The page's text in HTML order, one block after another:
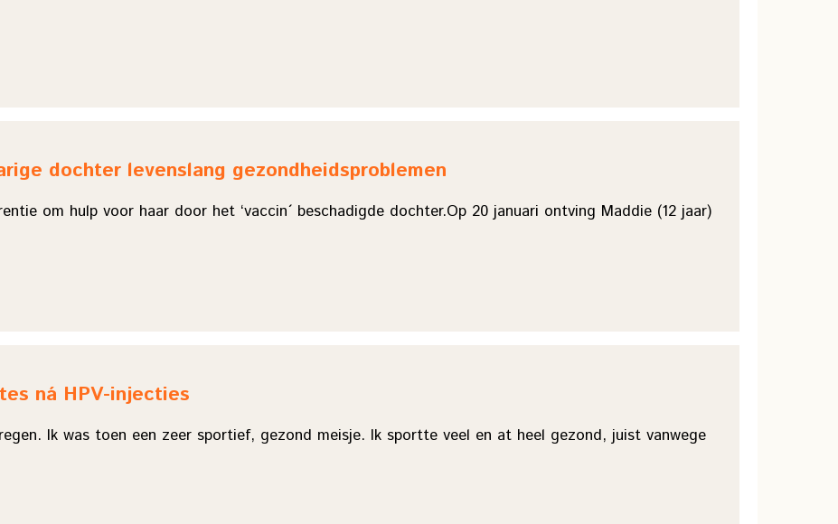
dochter levenslang gezondheidsproblemen
om hulp voor haar door het ‘vaccin´ beschadigde dochter.Op 20 januari ontving Maddie (12 jaar)
ná HPV-injecties
Ik was toen een zeer sportief, gezond meisje. Ik sportte veel en at heel gezond, juist vanwege